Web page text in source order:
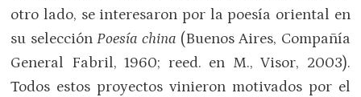
otro lado, se interesaron por la poesía oriental en
su selección Poesía china (Buenos Aires, Compañía
General Fabril, 1960; reed. en M., Visor, 2003).
Todos estos proyectos vinieron motivados por el